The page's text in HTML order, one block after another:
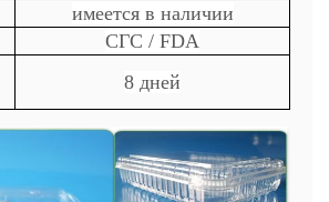
имеется в наличии
СГС / FDA
8 дней